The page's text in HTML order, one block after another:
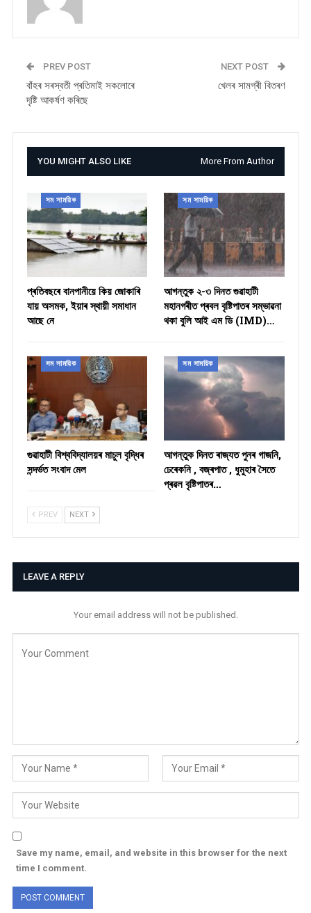
PREV POST
বাঁহৰ সৰস্বতী প্ৰতিমাই সকলোৰে
দৃষ্টি আকৰ্ষণ কৰিছে
NEXT POST
খেলৰ সামগ্ৰী বিতৰণ
YOU MIGHT ALSO LIKE More From Author
সম সাময়িক
প্ৰতিবছৰে বানপানীয়ে কিয় জোকাৰি
যায় অসমক, ইয়াৰ স্থায়ী সমাধান
আছে নে
সম সাময়িক
আগন্তুক ২-৩ দিনত গুৱাহাটী
মহানগৰীত প্ৰবল বৃষ্টিপাতৰ সম্ভাৱনা
থকা বুলি আই এম ডি (IMD)…
সম সাময়িক
গুৱাহাটী বিশ্ববিদ্যালয়ৰ মাচুল বৃদ্ধিৰ
সন্দৰ্ভত সংবাদ মেল
সম সাময়িক
আগন্তুক দিনত ৰাজ্যত পুনৰ গাজনি,
ঢেৰেকনি , বজ্ৰপাত , ধুমুহাৰ সৈতে
প্ৰৱল বৃষ্টিপাতৰ…
PREV NEXT
LEAVE A REPLY
Your email address will not be published.
Save my name, email, and website in this browser for the next
time I comment.